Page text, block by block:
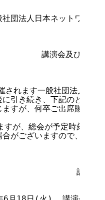
法人日本ネットワークイ
講演会及び懇親会
れます一般社団法人日本
引き続き、下記のとおり
すが、何卒ご出席賜りた
が、総会が予定時刻より
がございますので、予め
記